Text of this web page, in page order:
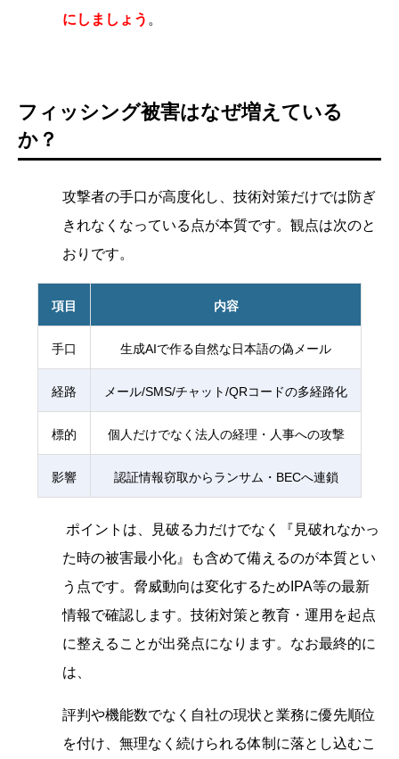
にしましょう 。
フィッシング被害はなぜ増えている
か？
攻撃者の手口が高度化し、技術対策だけでは防ぎ
きれなくなっている点が本質です。観点は次のと
おりです。
項目 内容
手口 生成AIで作る自然な日本語の偽メール
経路 メール/SMS/チャット/QRコードの多経路化
標的 個人だけでなく法人の経理・人事への攻撃
影響 認証情報窃取からランサム・BECへ連鎖
ポイントは、見破る力だけでなく『見破れなかっ
た時の被害最小化』も含めて備えるのが本質とい
う点です。脅威動向は変化するためIPA等の最新
情報で確認します。技術対策と教育・運用を起点
に整えることが出発点になります。なお最終的に
は、
評判や機能数でなく自社の現状と業務に優先順位
を付け、無理なく続けられる体制に落とし込むこ